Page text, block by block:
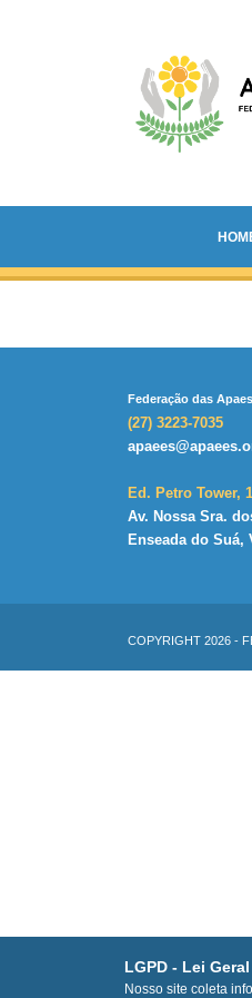
LGPD - Lei
Nosso site coleta
Federação das
(27) 3223-7035
Ed. Petro Tower,
Av. Nossa Sra.
Enseada do Suá,
COPYRIGHT 2026 -